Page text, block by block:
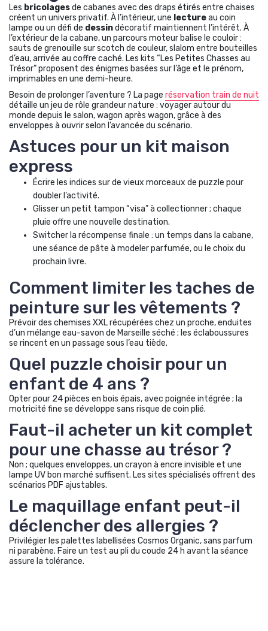
Les bricolagesde cabanes avec des draps étirés entre chaises
créent un univers privatif. À l’intérieur, une lectureau coin
lampe ou un défi de dessindécoratif maintiennent l’intérêt. À
l’extérieur de la cabane, un parcours moteur balise le couloir :
sauts de grenouille sur scotch de couleur, slalom entre bouteilles
d’eau, arrivée au coffre caché. Les kits “Les Petites Chasses au
Trésor” proposent des énigmes basées sur l’âge et le prénom,
imprimables en une demi-heure.
Besoin de prolonger l’aventure ? La page réservation train de nuit
détaille un jeu de rôle grandeur nature : voyager autour du
monde depuis le salon, wagon après wagon, grâce à des
enveloppes à ouvrir selon l’avancée du scénario.
Astuces pour un kit maison
express
Écrire les indices sur de vieux morceaux de puzzle pour
doubler l’activité.
Glisser un petit tampon “visa” à collectionner ; chaque
pluie offre une nouvelle destination.
Switcher la récompense finale : un temps dans la cabane,
une séance de pâte à modeler parfumée, ou le choix du
prochain livre.
Comment limiter les taches de
peinture sur les vêtements ?
Prévoir des chemises XXL récupérées chez un proche, enduites
d’un mélange eau-savon de Marseille séché ; les éclaboussures
se rincent en un passage sous l’eau tiède.
Quel puzzle choisir pour un
enfant de 4 ans ?
Opter pour 24 pièces en bois épais, avec poignée intégrée ; la
motricité fine se développe sans risque de coin plié.
Faut-il acheter un kit complet
pour une chasse au trésor ?
Non ; quelques enveloppes, un crayon à encre invisible et une
lampe UV bon marché suffisent. Les sites spécialisés offrent des
scénarios PDF ajustables.
Le maquillage enfant peut-il
déclencher des allergies ?
Privilégier les palettes labellisées Cosmos Organic, sans parfum
ni parabène. Faire un test au pli du coude 24 h avant la séance
assure la tolérance.